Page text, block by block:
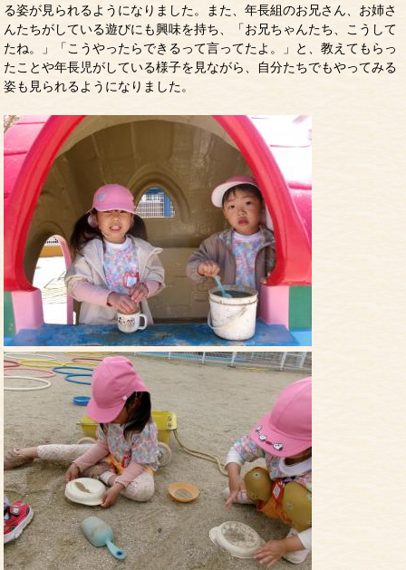
る姿が見られるようになりました。また、年長組のお兄さん、お姉さ
んたちがしている遊びにも興味を持ち、「お兄ちゃんたち、こうして
たね。」「こうやったらできるって言ってたよ。」と、教えてもらっ
たことや年長児がしている様子を見ながら、自分たちでもやってみる
姿も見られるようになりました。